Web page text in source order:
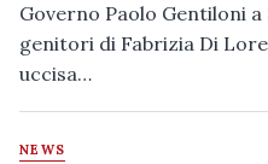
Governo Paolo Gentiloni a
genitori di Fabrizia Di
uccisa…
NEWS